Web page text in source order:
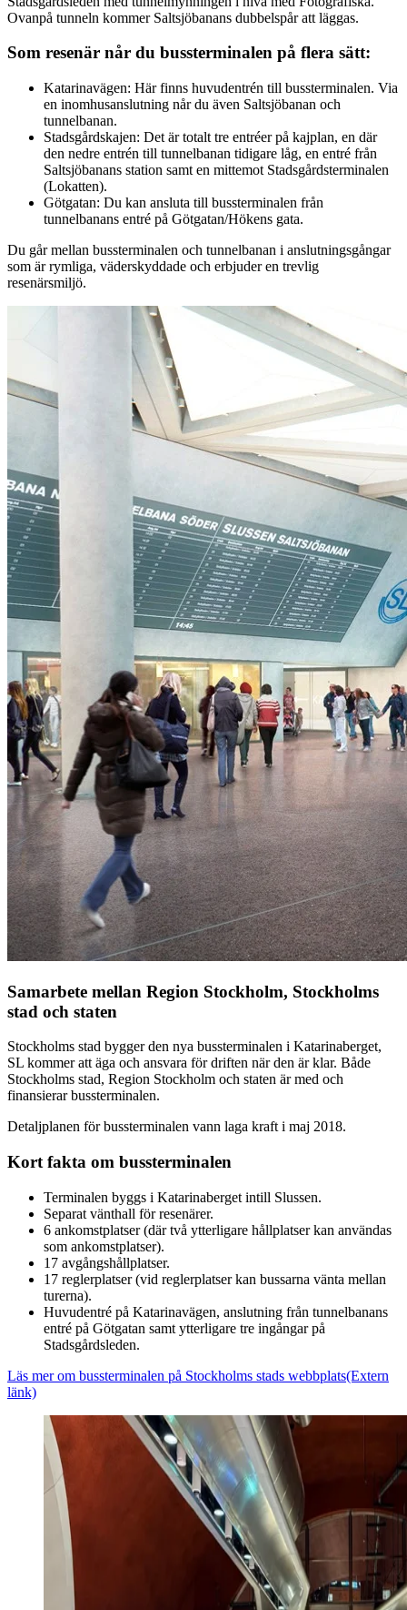
Ovanpå tunneln kommer Saltsjöbanans dubbelspår att läggas.
Som resenär når du bussterminalen på flera sätt:
Katarinavägen: Här finns huvudentrén till bussterminalen. Via
en inomhusanslutning når du även Saltsjöbanan och
tunnelbanan.
Stadsgårdskajen: Det är totalt tre entréer på kajplan, en där
den nedre entrén till tunnelbanan tidigare låg, en entré från
Saltsjöbanans station samt en mittemot Stadsgårdsterminalen
(Lokatten).
Götgatan: Du kan ansluta till bussterminalen från
tunnelbanans entré på Götgatan/Hökens gata.
Du går mellan bussterminalen och tunnelbanan i anslutningsgångar
som är rymliga, väderskyddade och erbjuder en trevlig
resenärsmiljö.
Samarbete mellan Region Stockholm, Stockholms
stad och staten
Stockholms stad bygger den nya bussterminalen i Katarinaberget,
SL kommer att äga och ansvara för driften när den är klar. Både
Stockholms stad, Region Stockholm och staten är med och
finansierar bussterminalen.
Detaljplanen för bussterminalen vann laga kraft i maj 2018.
Kort fakta om bussterminalen
Terminalen byggs i Katarinaberget intill Slussen.
Separat vänthall för resenärer.
6 ankomstplatser (där två ytterligare hållplatser kan användas
som ankomstplatser).
17 avgångshållplatser.
17 reglerplatser (vid reglerplatser kan bussarna vänta mellan
turerna).
Huvudentré på Katarinavägen, anslutning från tunnelbanans
entré på Götgatan samt ytterligare tre ingångar på
Stadsgårdsleden.
Läs mer om bussterminalen på Stockholms stads webbplats(Extern
länk)